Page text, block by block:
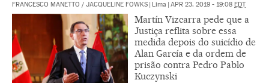
FRANCESCO MANETTO / JACQUELINE FOWKS Lima APR 23, 2019 - 19:08 EDT
Martín Vizcarra pede que a
Justiça reflita sobre essa
medida depois do suicídio de
Alan García e da ordem de
prisão contra Pedro Pablo
Kuczynski